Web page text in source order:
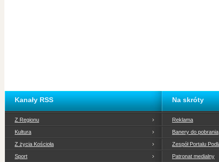
Kanały RSS
Z Regionu
Kultura
Z życia Kościoła
Sport
Na skróty
Reklama
Banery do pobrania
Zespół Portalu
Patronat medialny